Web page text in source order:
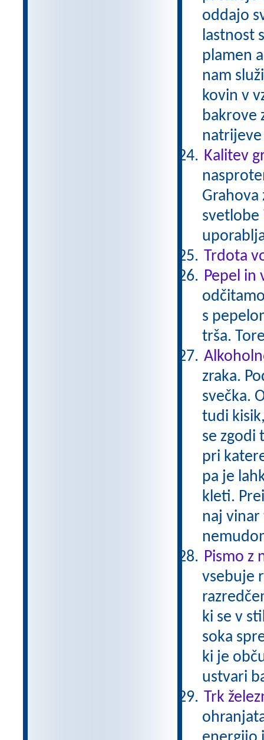
oddajo
lastnost
plamen
nam
kovin v
bakrove
Kalitev
svetlobe
Trdota
Pepel in
s
trša.
zraka.
svečka.
tudi
se zgodi
pri
pa je
kleti.
naj vinar
Pismo z
vsebuje
ki se v
soka
ki je
ustvari
Trk